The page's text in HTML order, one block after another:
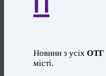
Новини з усіхОТГ
місті.